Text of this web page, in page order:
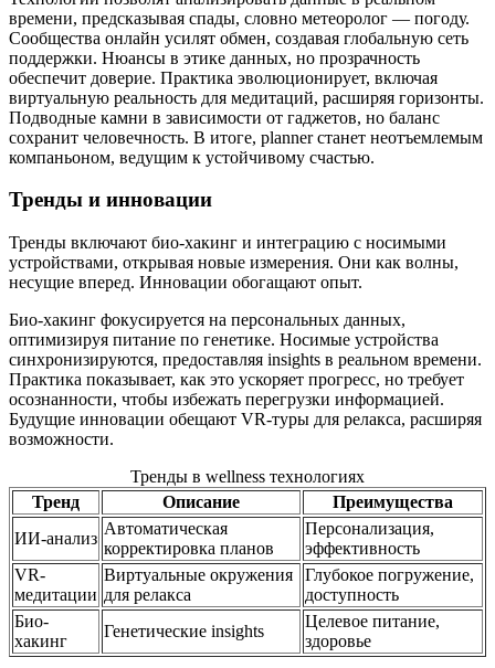
времени, предсказывая спады, словно метеоролог — погоду.
Сообщества онлайн усилят обмен, создавая глобальную сеть
поддержки. Нюансы в этике данных, но прозрачность
обеспечит доверие. Практика эволюционирует, включая
виртуальную реальность для медитаций, расширяя горизонты.
Подводные камни в зависимости от гаджетов, но баланс
сохранит человечность. В итоге, planner станет неотъемлемым
компаньоном, ведущим к устойчивому счастью.
Тренды и инновации
Тренды включают био-хакинг и интеграцию с носимыми
устройствами, открывая новые измерения. Они как волны,
несущие вперед. Инновации обогащают опыт.
Био-хакинг фокусируется на персональных данных,
оптимизируя питание по генетике. Носимые устройства
синхронизируются, предоставляя insights в реальном времени.
Практика показывает, как это ускоряет прогресс, но требует
осознанности, чтобы избежать перегрузки информацией.
Будущие инновации обещают VR-туры для релакса, расширяя
возможности.
Тренды в wellness технологиях
Тренд
Описание
Преимущества
ИИ-анализ
Автоматическая
корректировка планов
Персонализация,
эффективность
VR-
медитации
Виртуальные окружения
для релакса
Глубокое погружение,
доступность
Био-
хакинг
Генетические insights
Целевое питание,
здоровье